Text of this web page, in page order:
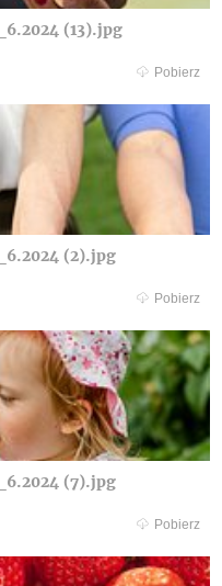
(13).jpg
Pobierz
(2).jpg
Pobierz
(7).jpg
Pobierz